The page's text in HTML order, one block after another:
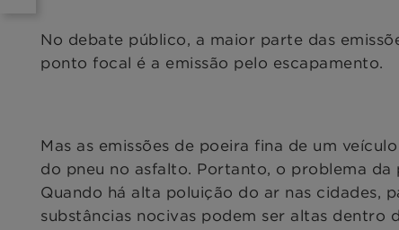
No debate público, a maior parte das
ponto focal é a emissão pelo escapamento.
Mas as emissões de poeira fina de um
do pneu no asfalto. Portanto, o problema
Quando há alta poluição do ar nas cidades,
substâncias nocivas podem ser altas dentro